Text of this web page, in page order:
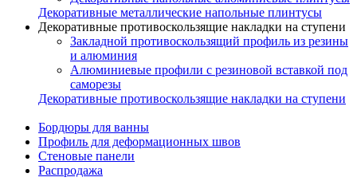
Декоративные металлические напольные плинтусы
Декоративные противоскользящие накладки на ступени
Закладной противоскользящий профиль из резины
и алюминия
Алюминиевые профили с резиновой вставкой под
саморезы
Декоративные противоскользящие накладки на ступени
Бордюры для ванны
Профиль для деформационных швов
Стеновые панели
Распродажа